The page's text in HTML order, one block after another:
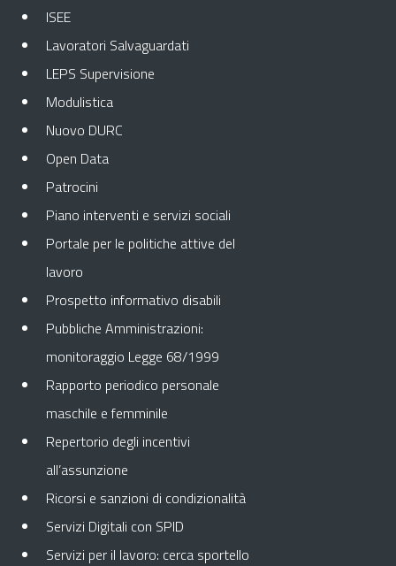
ISEE
Lavoratori Salvaguardati
LEPS Supervisione
Modulistica
Nuovo DURC
Open Data
Patrocini
Piano interventi e servizi sociali
Portale per le politiche attive del
lavoro
Prospetto informativo disabili
Pubbliche Amministrazioni:
monitoraggio Legge 68/1999
Rapporto periodico personale
maschile e femminile
Repertorio degli incentivi
all’assunzione
Ricorsi e sanzioni di condizionalità
Servizi Digitali con SPID
Servizi per il lavoro: cerca sportello